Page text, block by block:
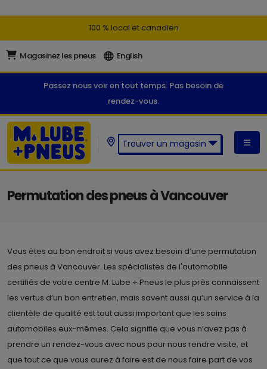
100 % local et canadien
Magasinez les pneus English
Passez nous voir en tout temps. Pas besoin de
rendez-vous.
Trouver un magasin
Pneus:
Permutation des pneus à Vancouver
Vous êtes au bon endroit si vous avez besoin d’une permutation
des pneus à Vancouver. Les spécialistes de l'automobile
certifiés de votre centre M. Lube + Pneus le plus près connaissent
les vertus d’un bon entretien, mais savent aussi qu’un service à la
clientèle de qualité est tout aussi important que les soins
automobiles eux-mêmes. Cela signifie que vous n’avez pas à
prendre un rendez-vous avec nous pour nous rendre visite, et
que tout ce que vous aurez à faire est de nous faire part de vos